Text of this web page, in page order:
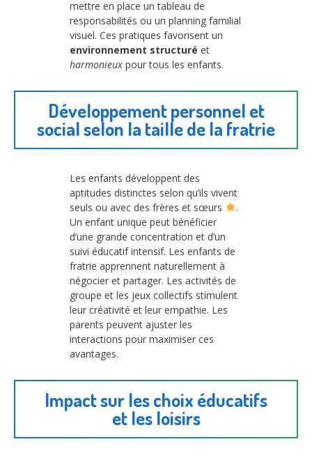
mettre en place un tableau de
responsabilités ou un planning familial
visuel. Ces pratiques favorisent un
environnement structuré et
harmonieux pour tous les enfants.
Développement personnel et
social selon la taille de la fratrie
Les enfants développent des
aptitudes distinctes selon qu’ils vivent
seuls ou avec des frères et sœurs
.
Un enfant unique peut bénéficier
d’une grande concentration et d’un
suivi éducatif intensif. Les enfants de
fratrie apprennent naturellement à
négocier et partager. Les activités de
groupe et les jeux collectifs stimulent
leur créativité et leur empathie. Les
parents peuvent ajuster les
interactions pour maximiser ces
avantages.
Impact sur les choix éducatifs
et les loisirs